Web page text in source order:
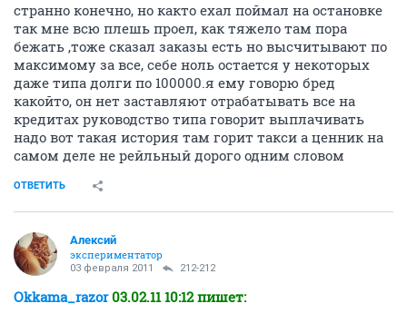
странно конечно, но както ехал поймал на остановке
так мне всю плешь проел, как тяжело там пора
бежать ,тоже сказал заказы есть но высчитывают по
максимому за все, себе ноль остается у некоторых
даже типа долги по 100000.я ему говорю бред
какойто, он нет заставляют отрабатывать все на
кредитах руководство типа говорит выплачивать
надо вот такая история там горит такси а ценник на
самом деле не рейльный дорого одним словом
ОТВЕТИТЬ
Алексий
экспериментатор
03 февраля 2011 212-212
Okkama_razor03.02.11 10:12 пишет: